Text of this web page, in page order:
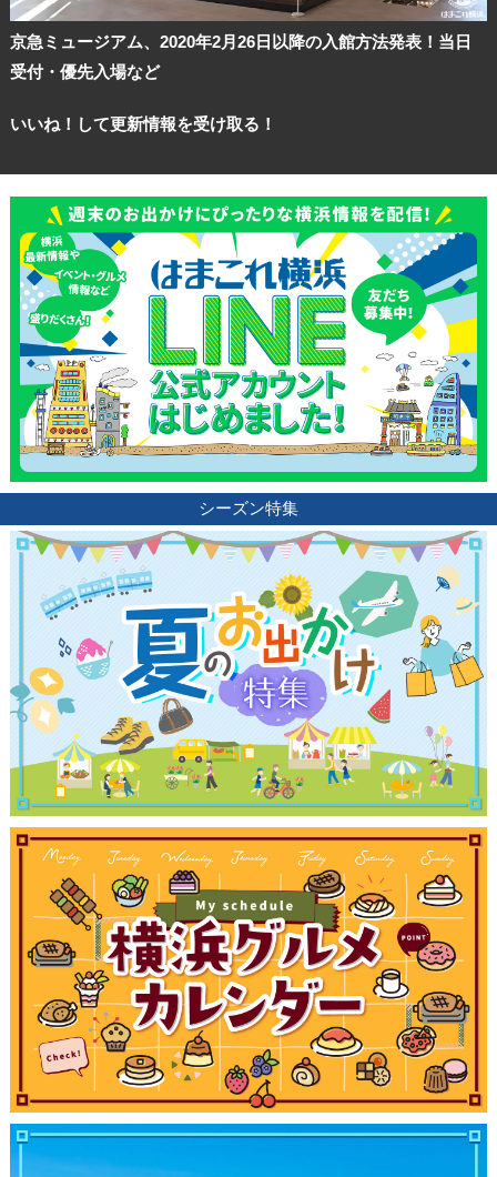
京急ミュージアム、2020年2月26日以降の入館方法発表！当日
受付・優先入場など
いいね！して更新情報を受け取る！
シーズン特集
観光ガイド
ランキング